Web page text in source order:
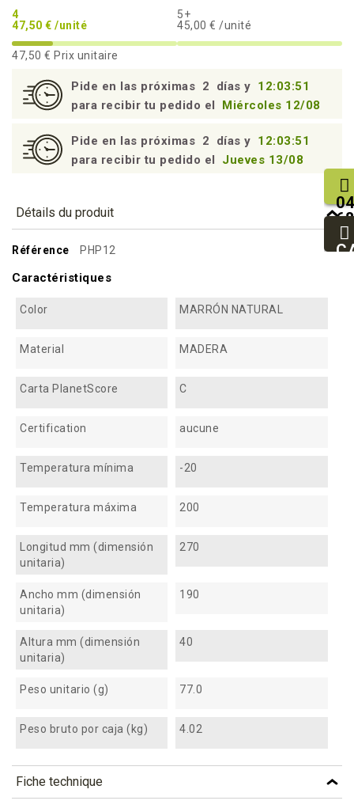
4
47,50 € /unité
5+
45,00 € /unité
47,50 € Prix unitaire
Pide en las próximas 2 días y 12:03:50
para recibir tu pedido el
Miércoles 12/08
Pide en las próximas 2 días y 12:03:50
para recibir tu pedido el
Jueves 13/08
Détails du produit
Référence PHP12
Caractéristiques
Color MARRÓN NATURAL
Material MADERA
Carta PlanetScore C
Certification aucune
Temperatura mínima -20
Temperatura máxima 200
Longitud mm (dimensión
unitaria)
270
Ancho mm (dimensión
unitaria)
190
Altura mm (dimensión
unitaria)
40
Peso unitario (g) 77.0
Peso bruto por caja (kg) 4.02
Fiche technique
04
68
25
93